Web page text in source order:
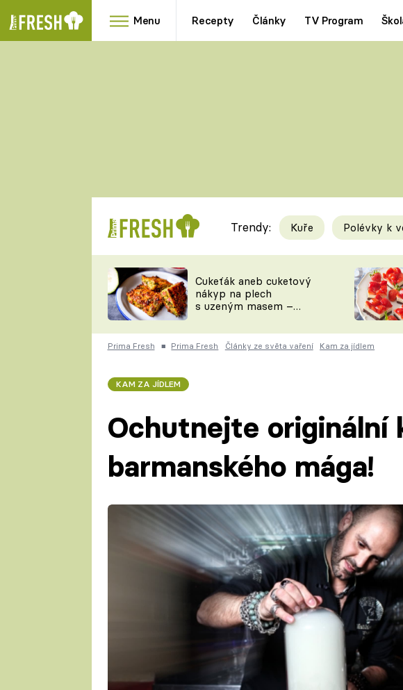
Menu Recepty Články TV Program
RYCHLOVKY
Videorecepty
TEĎ VAŘÍ ŠÉF!
ČESKO NA TALÍŘI
Trendy: Kuře Polévky k
Cukeťák aneb cuketový
nákyp na plech
s uzeným masem –
zpracovat přerostlé
cukety
Prima Fresh ■ Prima Fresh Články ze světa vaření Kam za jídlem
KAM ZA JÍDLEM
Ochutnejte originální
barmanského mága!